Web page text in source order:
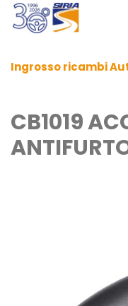
Ingrosso ricambi
CB1019